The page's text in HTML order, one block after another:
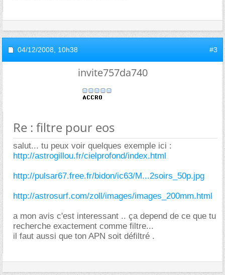
04/12/2008, 10h38 #3
invite757da740
Re : filtre pour eos
salut... tu peux voir quelques exemple ici :
http://astrogillou.fr/cielprofond/index.html
http://pulsar67.free.fr/bidon/ic63/M...2soirs_50p.jpg
http://astrosurf.com/zoll/images/images_200mm.html
a mon avis c'est interessant .. ça depend de ce que tu
recherche exactement comme filtre...
il faut aussi que ton APN soit défiltré .